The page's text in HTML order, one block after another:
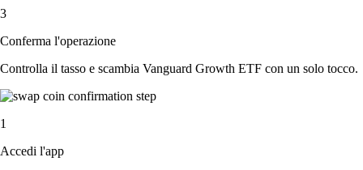
3
Conferma l'operazione
Controlla il tasso e scambia Vanguard Growth ETF con un solo tocco.
1
Accedi l'app